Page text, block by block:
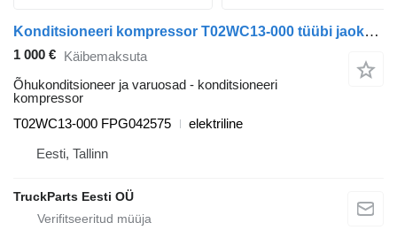
Konditsioneeri kompressor T02WC13-000 tüübi jaoks prügiauto Dennis eCollect Terberg YT Magtec (2019)
1 000 € Käibemaksuta
Õhukonditsioneer ja varuosad - konditsioneeri
kompressor
T02WC13-000 FPG042575
elektriline
Eesti, Tallinn
TruckParts Eesti OÜ